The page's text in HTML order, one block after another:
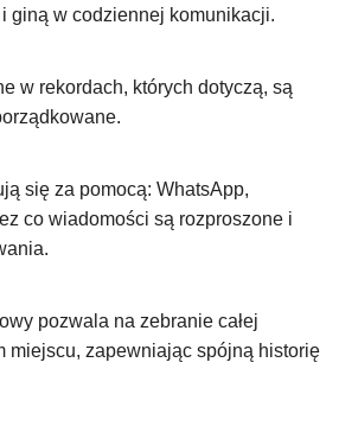
giną w codziennej komunikacji.
w rekordach, których dotyczą, są
się za pomocą: WhatsApp,
co wiadomości są rozproszone i
pozwala na zebranie całej
miejscu, zapewniając spójną historię